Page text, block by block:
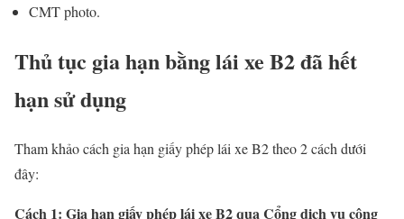
CMT photo.
Thủ tục gia hạn bằng lái xe B2 đã hết
hạn sử dụng
Tham khảo cách gia hạn giấy phép lái xe B2 theo 2 cách dưới
đây:
Cách 1: Gia hạn giấy phép lái xe B2 qua Cổng dịch vụ công